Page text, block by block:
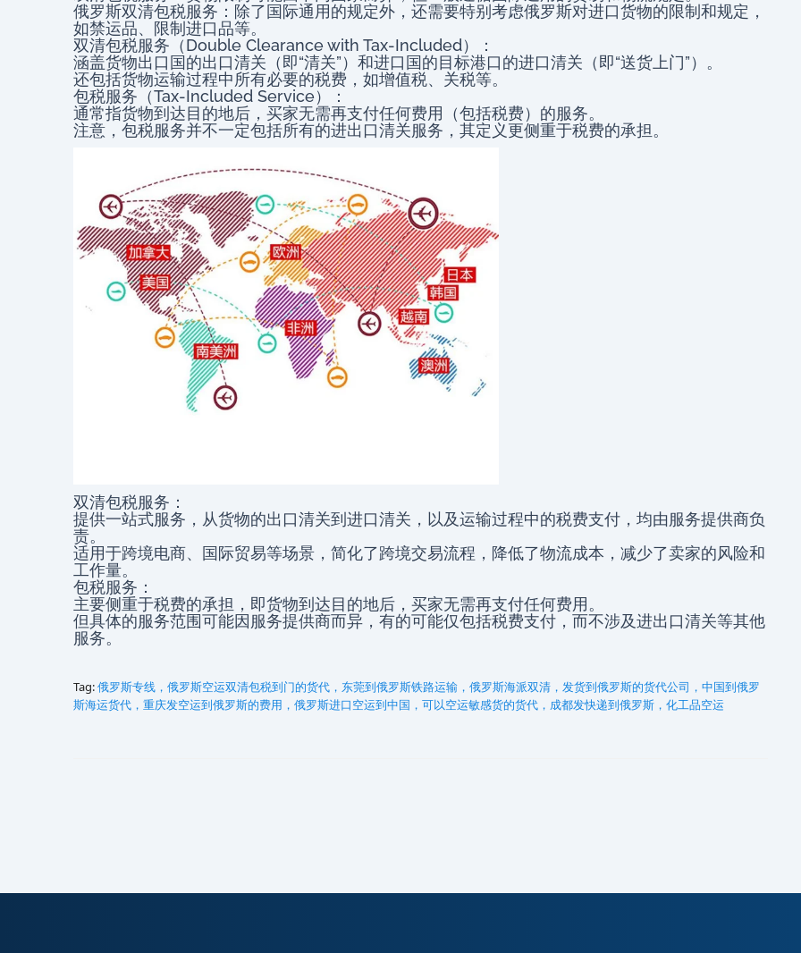
俄罗斯双清包税服务：除了国际通用的规定外，还需要特别考虑俄罗斯对进口货物的限制和规定，
如禁运品、限制进口品等。
双清包税服务（Double Clearance with Tax-Included）：
涵盖货物出口国的出口清关（即“清关”）和进口国的目标港口的进口清关（即“送货上门”）。
还包括货物运输过程中所有必要的税费，如增值税、关税等。
包税服务（Tax-Included Service）：
通常指货物到达目的地后，买家无需再支付任何费用（包括税费）的服务。
注意，包税服务并不一定包括所有的进出口清关服务，其定义更侧重于税费的承担。
双清包税服务：
提供一站式服务，从货物的出口清关到进口清关，以及运输过程中的税费支付，均由服务提供商负
责。
适用于跨境电商、国际贸易等场景，简化了跨境交易流程，降低了物流成本，减少了卖家的风险和
工作量。
包税服务：
主要侧重于税费的承担，即货物到达目的地后，买家无需再支付任何费用。
但具体的服务范围可能因服务提供商而异，有的可能仅包括税费支付，而不涉及进出口清关等其他
服务。
Tag:俄罗斯专线，俄罗斯空运双清包税到门的货代，东莞到俄罗斯铁路运输，俄罗斯海派双清，发货到俄罗斯的货代公司，中国到俄罗
斯海运货代，重庆发空运到俄罗斯的费用，俄罗斯进口空运到中国，可以空运敏感货的货代，成都发快递到俄罗斯，化工品空运